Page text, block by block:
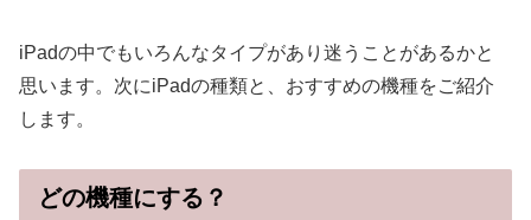
iPadの中でもいろんなタイプがあり迷うことがあるかと
思います。次にiPadの種類と、おすすめの機種をご紹介
します。
どの機種にする？